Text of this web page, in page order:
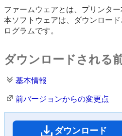
ファームウェアとは、プリンタ
本ソフトウェアは、ダウンロー
ログラムです。
ダウンロードされる
基本情報
前バージョンからの変更点
ダウンロード